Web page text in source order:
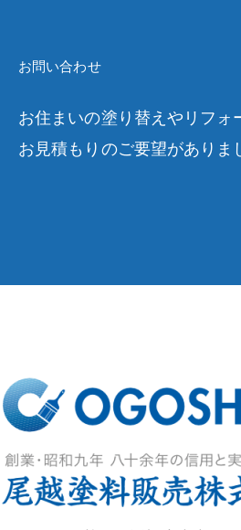
お問い合わせ
お住まいの塗り替えやリフォ
お見積もりのご要望があり